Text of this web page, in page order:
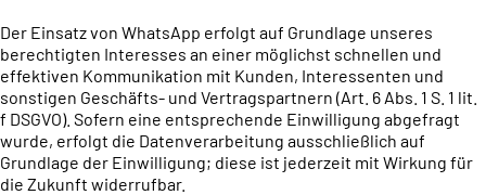
Der Einsatz von WhatsApp erfolgt auf Grundlage unseres
berechtigten Interesses an einer möglichst schnellen und
effektiven Kommunikation mit Kunden, Interessenten und
sonstigen Geschäfts- und Vertragspartnern (Art. 6 Abs. 1 S. 1 lit.
f DSGVO). Sofern eine entsprechende Einwilligung abgefragt
wurde, erfolgt die Datenverarbeitung ausschließlich auf
Grundlage der Einwilligung; diese ist jederzeit mit Wirkung für
die Zukunft widerrufbar.